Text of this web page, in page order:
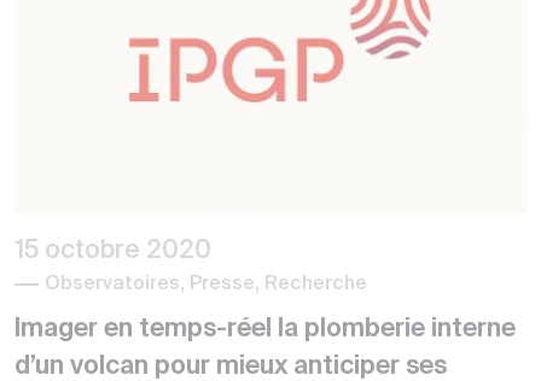
15 octobre 2020
Observatoires, Presse, Recherche
Imager en temps-réel la plomberie interne
d’un volcan pour mieux anticiper ses